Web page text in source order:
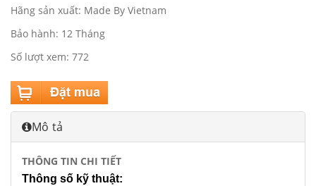
Hãng sản xuất: Made By Vietnam
Bảo hành: 12 Tháng
Số lượt xem: 772
Mô tả
THÔNG TIN CHI TIẾT
Thông số kỹ thuật: